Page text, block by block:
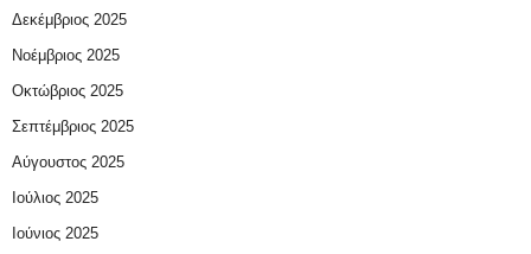
Δεκέμβριος 2025
Νοέμβριος 2025
Οκτώβριος 2025
Σεπτέμβριος 2025
Αύγουστος 2025
Ιούλιος 2025
Ιούνιος 2025